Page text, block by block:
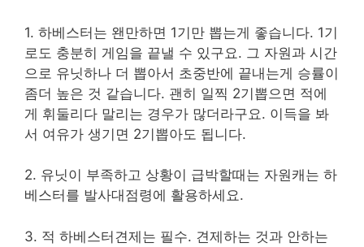
1. 하베스터는 왠만하면 1기만 뽑는게 좋습니다. 1기
로도 충분히 게임을 끝낼 수 있구요. 그 자원과 시간
으로 유닛하나 더 뽑아서 초중반에 끝내는게 승률이
좀더 높은 것 같습니다. 괜히 일찍 2기뽑으면 적에
게 휘둘리다 말리는 경우가 많더라구요. 이득을 봐
서 여유가 생기면 2기뽑아도 됩니다.
2. 유닛이 부족하고 상황이 급박할때는 자원캐는 하
베스터를 발사대점령에 활용하세요.
3. 적 하베스터견제는 필수. 견제하는 것과 안하는